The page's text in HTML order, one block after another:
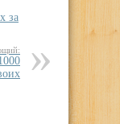
за